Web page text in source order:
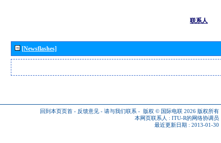
联系人
[Newsflashes]
回到本页页首 - 反馈意见 - 请与我们联系 - 版权 © 国际电联 2026 版权所有
本网页联系人 : ITU-R的网络协调员
最近更新日期 : 2013-01-30